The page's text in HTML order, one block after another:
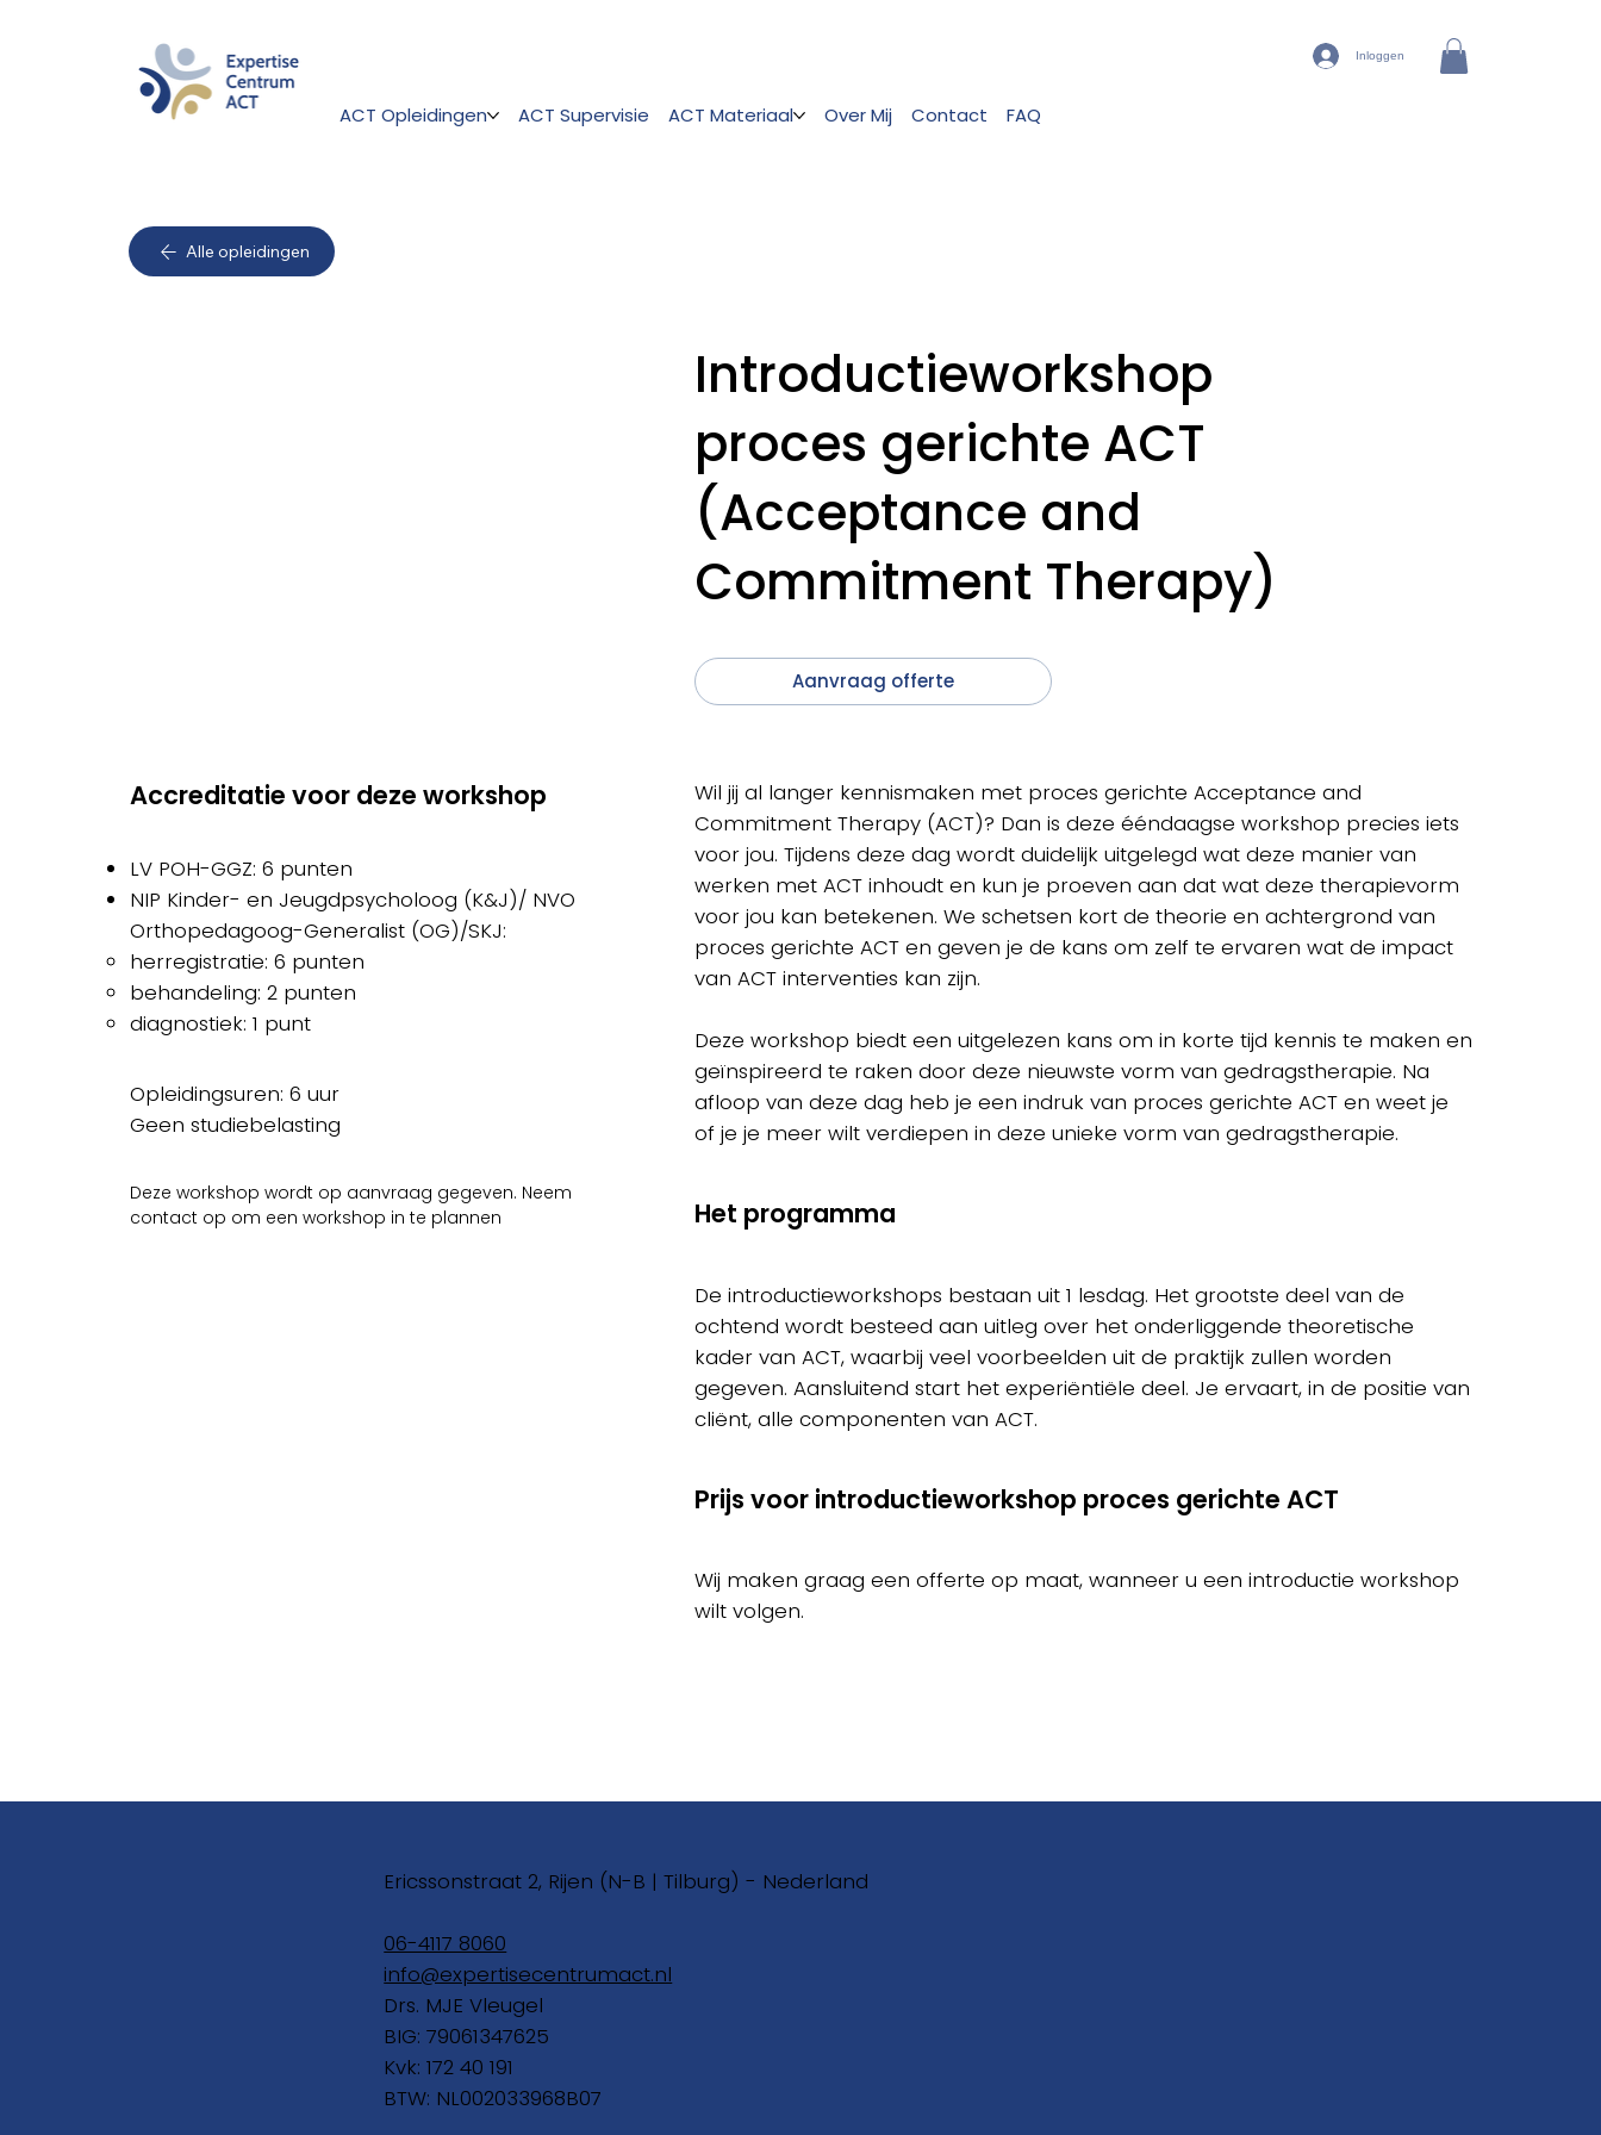
ACT Opleidingen ACT Supervisie ACT Materiaal Over Mij Contact FAQ
Inloggen
Alle opleidingen
Introductieworkshop
proces gerichte ACT
(Acceptance and
Commitment Therapy)
Aanvraag offerte
Accreditatie voor deze workshop
LV POH-GGZ: 6 punten
NIP Kinder- en Jeugdpsycholoog (K&J)/ NVO
Orthopedagoog-Generalist (OG)/SKJ:
herregistratie: 6 punten
behandeling: 2 punten
diagnostiek: 1 punt
Opleidingsuren: 6 uur
Geen studiebelasting
Deze workshop wordt op aanvraag gegeven. Neem
contact op om een workshop in te plannen
Wil jij al langer kennismaken met proces gerichte Acceptance and
Commitment Therapy (ACT)? Dan is deze ééndaagse workshop precies iets
voor jou. Tijdens deze dag wordt duidelijk uitgelegd wat deze manier van
werken met ACT inhoudt en kun je proeven aan dat wat deze therapievorm
voor jou kan betekenen. We schetsen kort de theorie en achtergrond van
proces gerichte ACT en geven je de kans om zelf te ervaren wat de impact
van ACT interventies kan zijn.
Deze workshop biedt een uitgelezen kans om in korte tijd kennis te maken en
geïnspireerd te raken door deze nieuwste vorm van gedragstherapie. Na
afloop van deze dag heb je een indruk van proces gerichte ACT en weet je
of je je meer wilt verdiepen in deze unieke vorm van gedragstherapie.
Het programma
De introductieworkshops bestaan uit 1 lesdag. Het grootste deel van de
ochtend wordt besteed aan uitleg over het onderliggende theoretische
kader van ACT, waarbij veel voorbeelden uit de praktijk zullen worden
gegeven. Aansluitend start het experiëntiële deel. Je ervaart, in de positie van
cliënt, alle componenten van ACT.
Prijs voor introductieworkshop proces gerichte ACT
Wij maken graag een offerte op maat, wanneer u een introductie workshop
wilt volgen.
Ericssonstraat 2, Rijen (N-B | Tilburg) - Nederland
06-4117 8060
info@expertisecentrumact.nl
Drs. MJE Vleugel
BIG: 79061347625
Kvk: 172 40 191
BTW: NL002033968B07